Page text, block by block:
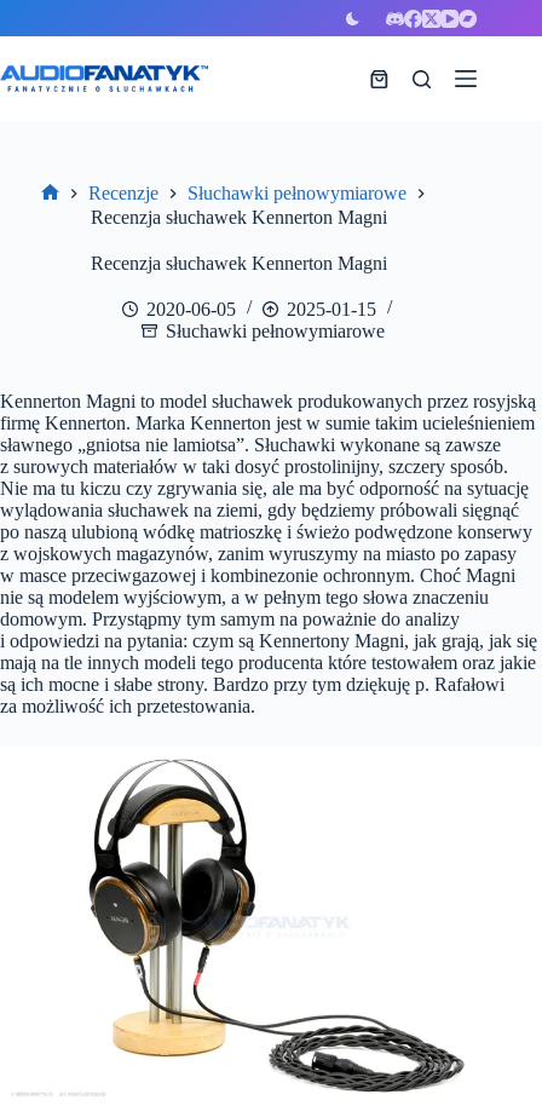
Koszyk
Strona
Recenzje
Słuchawki pełnowymiarowe
Recenzja słuchawek Kennerton Magni
Recenzja słuchawek Kennerton Magni
2020-06-05
2025-01-15
Słuchawki pełnowymiarowe
Kennerton Magni to model słuchawek produkowanych przez rosyjską
firmę Kennerton. Marka Kennerton jest w sumie takim ucieleśnieniem
sławnego „gniotsa nie lamiotsa”. Słuchawki wykonane są zawsze
z surowych materiałów w taki dosyć prostolinijny, szczery sposób.
Nie ma tu kiczu czy zgrywania się, ale ma być odporność na sytuację
wylądowania słuchawek na ziemi, gdy będziemy próbowali sięgnąć
po naszą ulubioną wódkę matrioszkę i świeżo podwędzone konserwy
z wojskowych magazynów, zanim wyruszymy na miasto po zapasy
w masce przeciwgazowej i kombinezonie ochronnym. Choć Magni
nie są modelem wyjściowym, a w pełnym tego słowa znaczeniu
domowym. Przystąpmy tym samym na poważnie do analizy
i odpowiedzi na pytania: czym są Kennertony Magni, jak grają, jak się
mają na tle innych modeli tego producenta które testowałem oraz jakie
są ich mocne i słabe strony. Bardzo przy tym dziękuję p. Rafałowi
za możliwość ich przetestowania.